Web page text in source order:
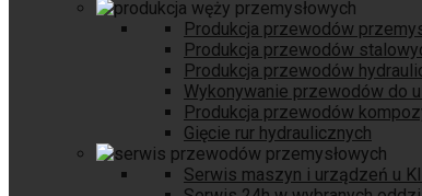
Produkcja przewodów
Produkcja przewodów
Produkcja przewodów
Wykonywanie przewodów do
Produkcja przewodów
Gięcie rur hydraulicznych
Serwis maszyn i urządzeń u